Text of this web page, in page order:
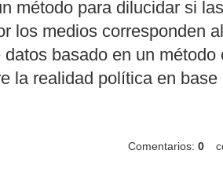
método para dilucidar si
los medios corresponden
basado en un método
la realidad política en base
Comentarios: 0